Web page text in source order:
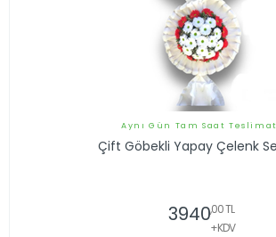
Aynı Gün Tam Saat Teslimat
Çift Göbekli Yapay Çelenk
3940,00 TL
+KDV